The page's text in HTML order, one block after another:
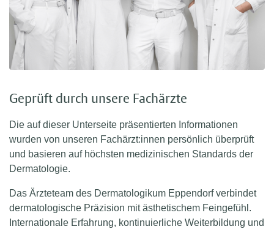
Geprüft durch unsere Fachärzte
Die auf dieser Unterseite präsentierten Informationen
wurden von unseren Fachärzt:innen persönlich überprüft
und basieren auf höchsten medizinischen Standards der
Dermatologie.
Das Ärzteteam des Dermatologikum Eppendorf verbindet
dermatologische Präzision mit ästhetischem Feingefühl.
Internationale Erfahrung, kontinuierliche Weiterbildung und